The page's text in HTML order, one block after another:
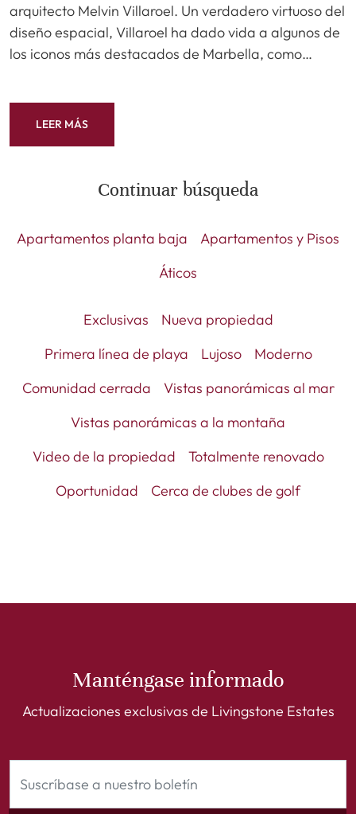
arquitecto Melvin Villaroel. Un verdadero virtuoso del
diseño espacial, Villaroel ha dado vida a algunos de
los iconos más destacados de Marbella, como…
LEER MÁS
Continuar búsqueda
Apartamentos planta baja
Apartamentos y Pisos
Áticos
Exclusivas
Nueva propiedad
Primera línea de playa
Lujoso
Moderno
Comunidad cerrada
Vistas panorámicas al mar
Vistas panorámicas a la montaña
Video de la propiedad
Totalmente renovado
Oportunidad
Cerca de clubes de golf
Manténgase informado
Actualizaciones exclusivas de Livingstone Estates